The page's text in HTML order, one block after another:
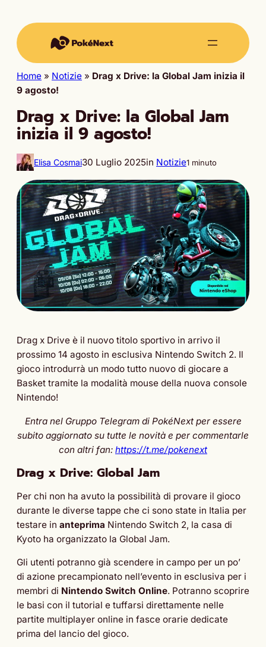
Home » Notizie » Drag x Drive: la Global Jam inizia il
9 agosto!
Drag x Drive: la Global Jam
inizia il 9 agosto!
Elisa Cosmai30 Luglio 2025in Notizie1 minuto
Drag x Drive è il nuovo titolo sportivo in arrivo il
prossimo 14 agosto in esclusiva Nintendo Switch 2. Il
gioco introdurrà un modo tutto nuovo di giocare a
Basket tramite la modalità mouse della nuova console
Nintendo!
Entra nel Gruppo Telegram di PokéNext per essere
subito aggiornato su tutte le novità e per commentarle
con altri fan: https://t.me/pokenext
Drag x Drive: Global Jam
Per chi non ha avuto la possibilità di provare il gioco
durante le diverse tappe che ci sono state in Italia per
testare in anteprima Nintendo Switch 2, la casa di
Kyoto ha organizzato la Global Jam.
Gli utenti potranno già scendere in campo per un po’
di azione precampionato nell’evento in esclusiva per i
membri di Nintendo Switch Online. Potranno scoprire
le basi con il tutorial e tuffarsi direttamente nelle
partite multiplayer online in fasce orarie dedicate
prima del lancio del gioco.